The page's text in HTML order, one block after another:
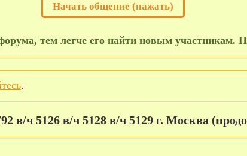
Начать общение (нажать)
тем легче его найти новым участникам.
.
в/ч 5126 в/ч 5128 в/ч 5129 г. Москва